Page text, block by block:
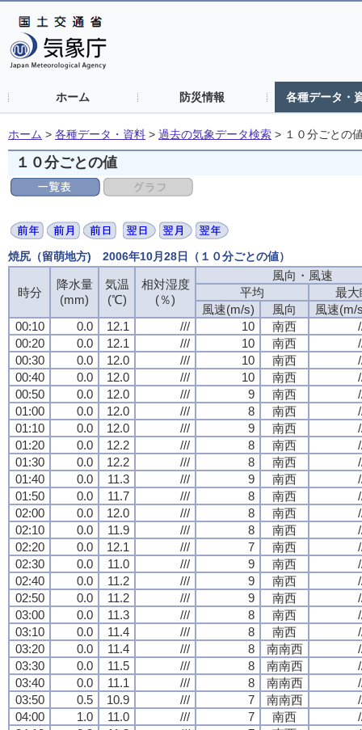
ホーム 防災情報 各種データ・
ホーム > 各種データ・資料 > 過去の気象データ検索 > １０分ごとの
１０分ごとの値
焼尻（留萌地方) 2006年10月28日（１０分ごとの値）
時分
降水量
(mm)
気温
(℃)
相対湿度
(％)
風向・風速
平均
最大
風速(m/s)
風向
風速(m/
00:10
0.0 12.1 /// 10 南西
00:20
0.0 12.1 /// 10 南西
00:30
0.0 12.0 /// 10 南西
00:40
0.0 12.0 /// 10 南西
00:50
0.0 12.0 /// 9 南西
01:00
0.0 12.0 /// 8 南西
01:10
0.0 12.0 /// 9 南西
01:20
0.0 12.2 /// 8 南西
01:30
0.0 12.2 /// 8 南西
01:40
0.0 11.3 /// 9 南西
01:50
0.0 11.7 /// 8 南西
02:00
0.0 12.0 /// 8 南西
02:10
0.0 11.9 /// 8 南西
02:20
0.0 12.1 /// 7 南西
02:30
0.0 11.0 /// 9 南西
02:40
0.0 11.2 /// 9 南西
02:50
0.0 11.2 /// 9 南西
03:00
0.0 11.3 /// 8 南西
03:10
0.0 11.4 /// 8 南西
03:20
0.0 11.4 /// 8 南南西
03:30
0.0 11.5 /// 8 南南西
03:40
0.0 11.1 /// 8 南南西
03:50
0.5 10.9 /// 7 南南西
04:00
1.0 11.0 /// 7 南西